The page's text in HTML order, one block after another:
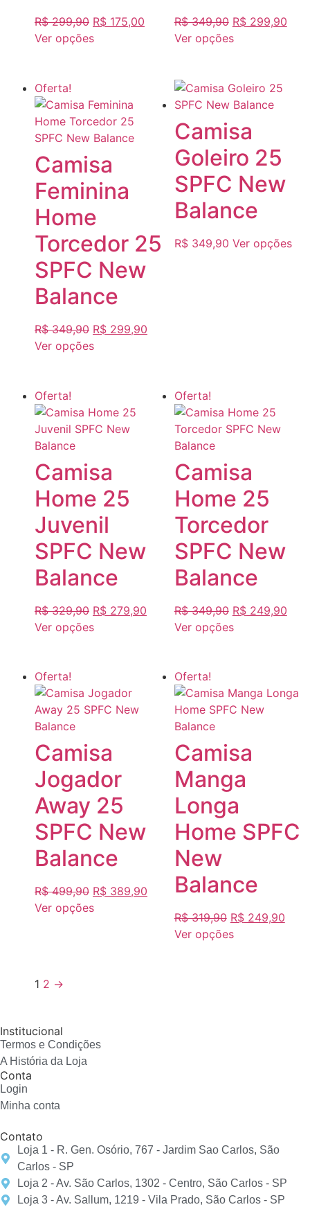
R$299,90 R$ 175,00
Ver opções
R$349,90 R$299,90
Ver opções
Oferta!
Camisa
Feminina
Home
Torcedor 25
SPFC New
Balance
R$349,90 R$ 299,90
Ver opções
Camisa
Goleiro 25
SPFC New
Balance
R$349,90 Ver opções
Oferta!
Camisa
Home 25
Juvenil
SPFC New
Balance
R$329,90 R$ 279,90
Ver opções
Oferta!
Camisa
Home 25
Torcedor
SPFC New
Balance
R$349,90 R$249,90
Ver opções
Oferta!
Camisa
Jogador
Away 25
SPFC New
Balance
R$499,90 R$ 389,90
Ver opções
Oferta!
Camisa
Manga
Longa
Home SPFC
New
Balance
R$319,90 R$249,90
Ver opções
1 2 →
Institucional
Termos e Condições
A História da Loja
Conta
Login
Minha conta
Contato
Loja 1 - R. Gen. Osório, 767 - Jardim Sao Carlos, São
Carlos - SP
Loja 2 - Av. São Carlos, 1302 - Centro, São Carlos - SP
Loja 3 - Av. Sallum, 1219 - Vila Prado, São Carlos - SP